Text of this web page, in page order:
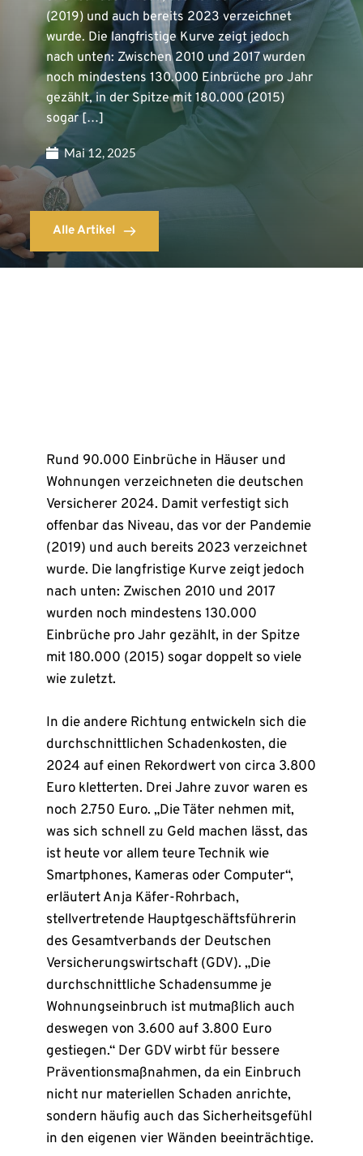
(2019) und auch bereits 2023 verzeichnet
wurde. Die langfristige Kurve zeigt jedoch
nach unten: Zwischen 2010 und 2017 wurden
noch mindestens 130.000 Einbrüche pro Jahr
gezählt, in der Spitze mit 180.000 (2015)
sogar […]
Mai 12, 2025
Alle Artikel
Rund 90.000 Einbrüche in Häuser und
Wohnungen verzeichneten die deutschen
Versicherer 2024. Damit verfestigt sich
offenbar das Niveau, das vor der Pandemie
(2019) und auch bereits 2023 verzeichnet
wurde. Die langfristige Kurve zeigt jedoch
nach unten: Zwischen 2010 und 2017
wurden noch mindestens 130.000
Einbrüche pro Jahr gezählt, in der Spitze
mit 180.000 (2015) sogar doppelt so viele
wie zuletzt.
In die andere Richtung entwickeln sich die
durchschnittlichen Schadenkosten, die
2024 auf einen Rekordwert von circa 3.800
Euro kletterten. Drei Jahre zuvor waren es
noch 2.750 Euro. „Die Täter nehmen mit,
was sich schnell zu Geld machen lässt, das
ist heute vor allem teure Technik wie
Smartphones, Kameras oder Computer“,
erläutert Anja Käfer-Rohrbach,
stellvertretende Hauptgeschäftsführerin
des Gesamtverbands der Deutschen
Versicherungswirtschaft (GDV). „Die
durchschnittliche Schadensumme je
Wohnungseinbruch ist mutmaßlich auch
deswegen von 3.600 auf 3.800 Euro
gestiegen.“ Der GDV wirbt für bessere
Präventionsmaßnahmen, da ein Einbruch
nicht nur materiellen Schaden anrichte,
sondern häufig auch das Sicherheitsgefühl
in den eigenen vier Wänden beeinträchtige.